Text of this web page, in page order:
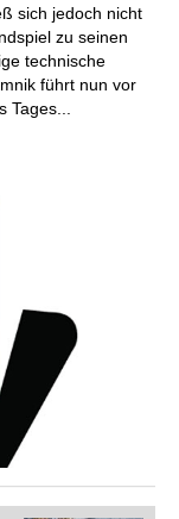
sich jedoch nicht
zu seinen
technische
führt nun vor